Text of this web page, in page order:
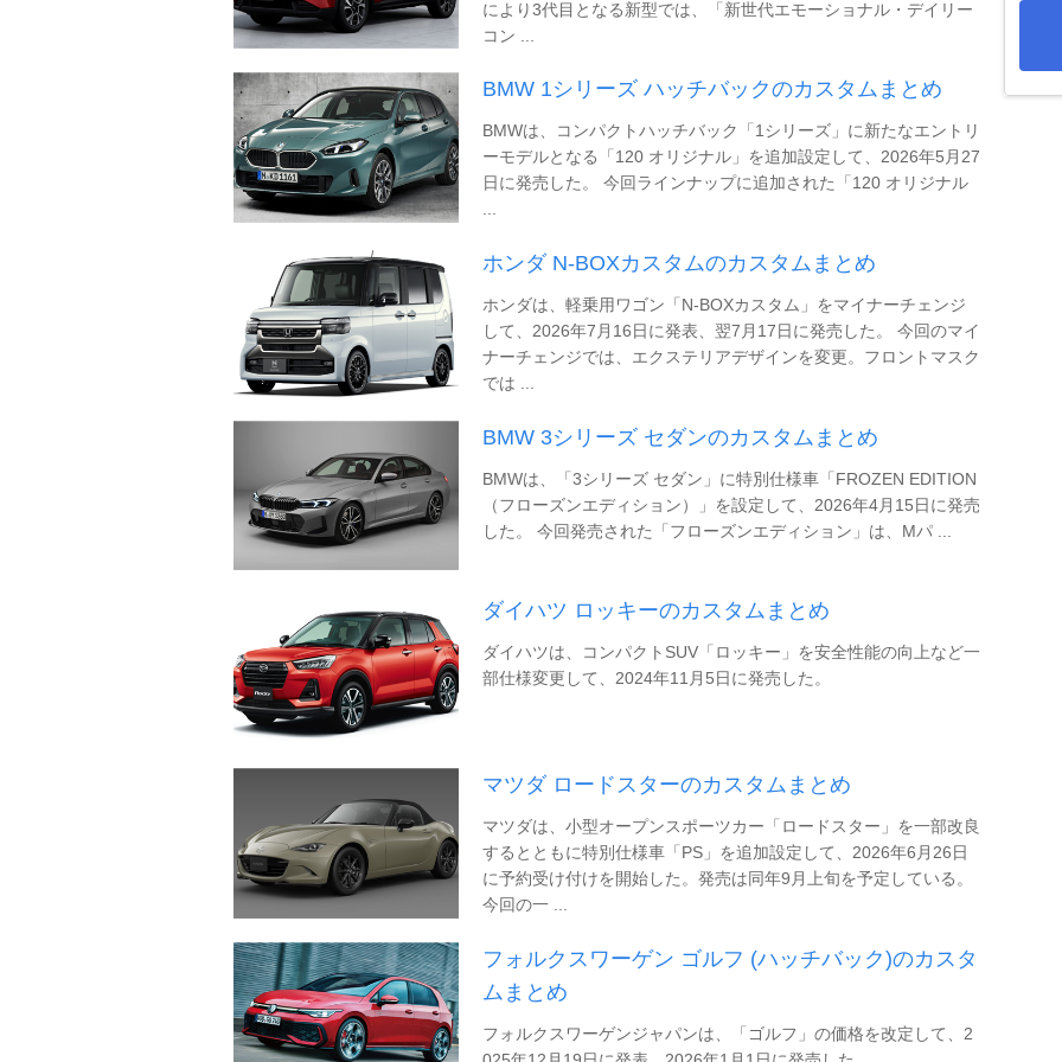
により3代目となる新型では、「新世代エモーショナル・デイリー
コン ...
BMW 1シリーズ ハッチバックのカスタムまとめ
BMWは、コンパクトハッチバック「1シリーズ」に新たなエントリ
ーモデルとなる「120 オリジナル」を追加設定して、2026年5月27
日に発売した。 今回ラインナップに追加された「120 オリジナル
...
ホンダ N-BOXカスタムのカスタムまとめ
ホンダは、軽乗用ワゴン「N-BOXカスタム」をマイナーチェンジ
して、2026年7月16日に発表、翌7月17日に発売した。 今回のマイ
ナーチェンジでは、エクステリアデザインを変更。フロントマスク
では ...
BMW 3シリーズ セダンのカスタムまとめ
BMWは、「3シリーズ セダン」に特別仕様車「FROZEN EDITION
（フローズンエディション）」を設定して、2026年4月15日に発売
した。 今回発売された「フローズンエディション」は、Mパ ...
ダイハツ ロッキーのカスタムまとめ
ダイハツは、コンパクトSUV「ロッキー」を安全性能の向上など一
部仕様変更して、2024年11月5日に発売した。
マツダ ロードスターのカスタムまとめ
マツダは、小型オープンスポーツカー「ロードスター」を一部改良
するとともに特別仕様車「PS」を追加設定して、2026年6月26日
に予約受け付けを開始した。発売は同年9月上旬を予定している。
今回の一 ...
フォルクスワーゲン ゴルフ (ハッチバック)のカスタ
ムまとめ
フォルクスワーゲンジャパンは、「ゴルフ」の価格を改定して、2